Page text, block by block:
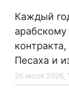
Каждый
Песаха и
26 июля 2026,